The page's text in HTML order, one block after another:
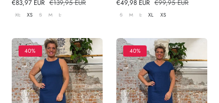
Verkoopprijs
€83,97 EUR Normale
prijs
€139,95 EUR
XL XS S M L
Verkoopprijs
€49,98 EUR Normale
prijs
€99,95 EUR
S M L XL XS
40% 40%